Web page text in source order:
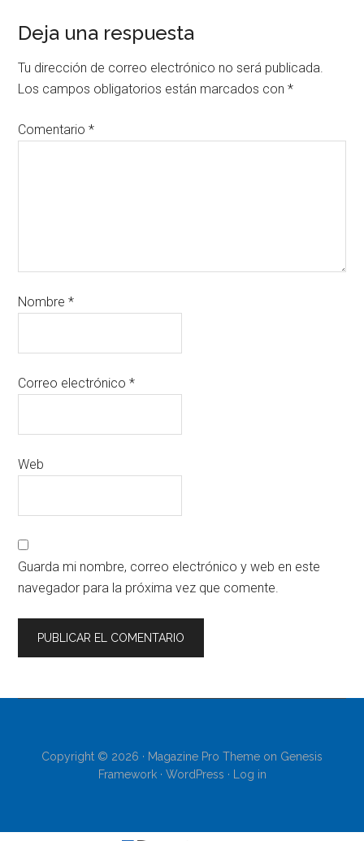
Deja una respuesta
Tu dirección de correo electrónico no será publicada.
Los campos obligatorios están marcados con*
Comentario*
Nombre*
Correo electrónico*
Web
Guarda mi nombre, correo electrónico y web en este
navegador para la próxima vez que comente.
Copyright © 2026 · Magazine Pro Theme on Genesis
Framework· WordPress · Log in